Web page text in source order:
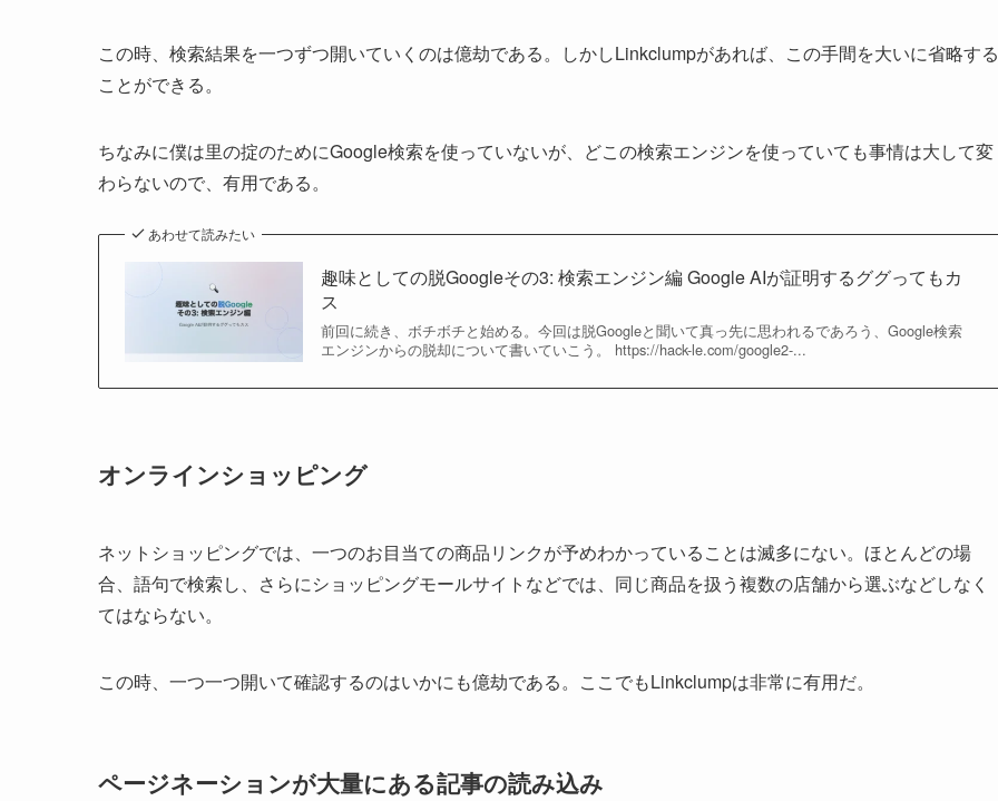
この時、検索結果を一つずつ開いていくのは億劫である。しかしLinkclumpがあれば、この手間を大いに省略する
ことができる。
ちなみに僕は里の掟のためにGoogle検索を使っていないが、どこの検索エンジンを使っていても事情は大して変
わらないので、有用である。
あわせて読みたい
趣味としての脱Googleその3: 検索エンジン編 Google AIが証明するググってもカ
ス
前回に続き、ボチボチと始める。今回は脱Googleと聞いて真っ先に思われるであろう、Google検索
エンジンからの脱却について書いていこう。 https://hack-le.com/google2-...
オンラインショッピング
ネットショッピングでは、一つのお目当ての商品リンクが予めわかっていることは滅多にない。ほとんどの場
合、語句で検索し、さらにショッピングモールサイトなどでは、同じ商品を扱う複数の店舗から選ぶなどしなく
てはならない。
この時、一つ一つ開いて確認するのはいかにも億劫である。ここでもLinkclumpは非常に有用だ。
ページネーションが大量にある記事の読み込み